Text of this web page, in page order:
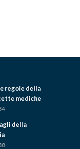
regole della
mediche
della